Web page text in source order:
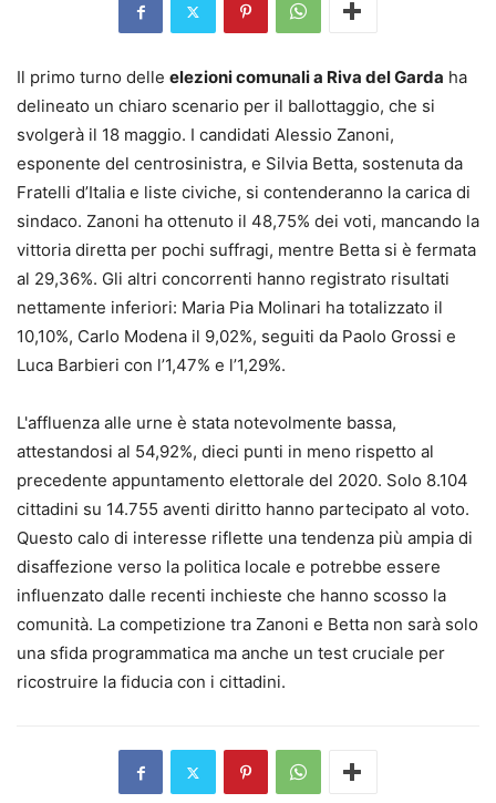
Il primo turno delle elezioni comunali a Riva del Garda ha
delineato un chiaro scenario per il ballottaggio, che si
svolgerà il 18 maggio. I candidati Alessio Zanoni,
esponente del centrosinistra, e Silvia Betta, sostenuta da
Fratelli d’Italia e liste civiche, si contenderanno la carica di
sindaco. Zanoni ha ottenuto il 48,75% dei voti, mancando la
vittoria diretta per pochi suffragi, mentre Betta si è fermata
al 29,36%. Gli altri concorrenti hanno registrato risultati
nettamente inferiori: Maria Pia Molinari ha totalizzato il
10,10%, Carlo Modena il 9,02%, seguiti da Paolo Grossi e
Luca Barbieri con l’1,47% e l’1,29%.
L'affluenza alle urne è stata notevolmente bassa,
attestandosi al 54,92%, dieci punti in meno rispetto al
precedente appuntamento elettorale del 2020. Solo 8.104
cittadini su 14.755 aventi diritto hanno partecipato al voto.
Questo calo di interesse riflette una tendenza più ampia di
disaffezione verso la politica locale e potrebbe essere
influenzato dalle recenti inchieste che hanno scosso la
comunità. La competizione tra Zanoni e Betta non sarà solo
una sfida programmatica ma anche un test cruciale per
ricostruire la fiducia con i cittadini.